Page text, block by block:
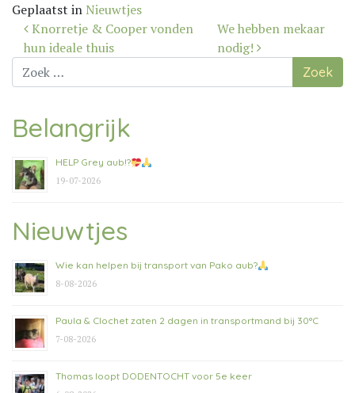
Geplaatst in Nieuwtjes
Bericht
navigatie
Knorretje & Cooper vonden
hun ideale thuis
We hebben mekaar
nodig!
Zoek
naar:
Belangrijk
HELP Grey aub!?
19-07-2026
Nieuwtjes
Wie kan helpen bij transport van Pako aub?
8-08-2026
Paula & Clochet zaten 2 dagen in transportmand bij 30°C
7-08-2026
Thomas loopt DODENTOCHT voor 5e keer